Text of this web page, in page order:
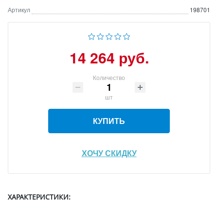
Артикул 198701
14 264 руб.
Количество
шт
КУПИТЬ
ХОЧУ СКИДКУ
ХАРАКТЕРИСТИКИ: